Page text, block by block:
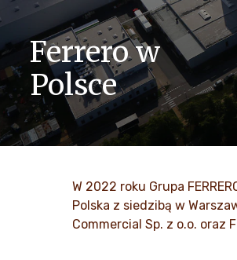
Ferrero w
Polsce
ZOBACZ WIĘCEJ
W 2022 roku Grupa
Polska z siedzibą w
Commercial Sp. z o.o. oraz